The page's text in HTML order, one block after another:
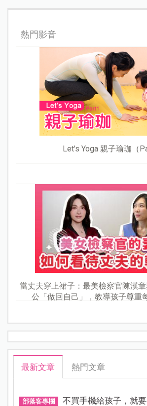
熱門影音
Let's Yoga 親子瑜珈（
當丈夫穿上裙子：最美檢察官陳漢
公「做回自己」，教導孩子尊重
最新文章 熱門文章
部落客專欄 不買手機給孩子，就